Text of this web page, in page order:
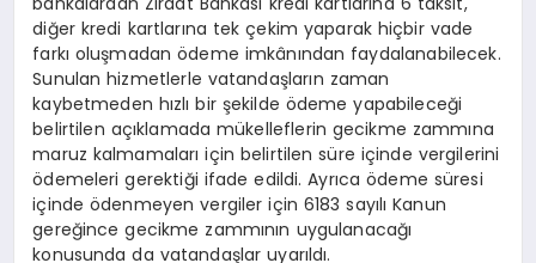
diğer kredi kartlarına tek çekim yaparak hiçbir vade
farkı oluşmadan ödeme imkânından faydalanabilecek.
Sunulan hizmetlerle vatandaşların zaman
kaybetmeden hızlı bir şekilde ödeme yapabileceği
belirtilen açıklamada mükelleflerin gecikme zammına
maruz kalmamaları için belirtilen süre içinde vergilerini
ödemeleri gerektiği ifade edildi. Ayrıca ödeme süresi
içinde ödenmeyen vergiler için 6183 sayılı Kanun
gereğince gecikme zammının uygulanacağı
konusunda da vatandaşlar uyarıldı.